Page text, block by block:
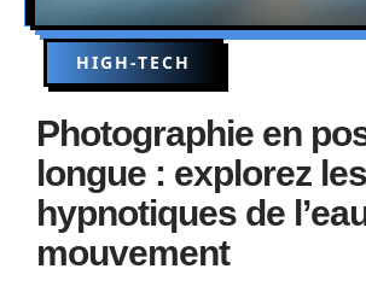
HIGH-TECH
Photographie en
longue : explorez
hypnotiques de
mouvement